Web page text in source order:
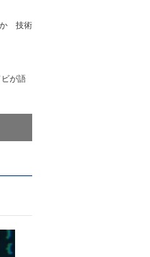
か 技術
が語